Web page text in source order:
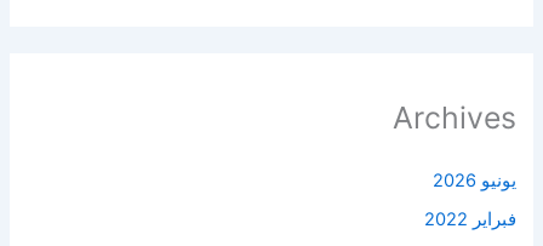
Archives
يونيو 2026
فبراير 2022